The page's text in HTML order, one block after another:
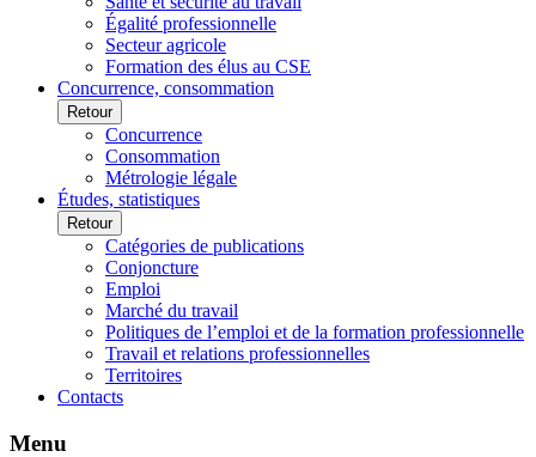
Égalité professionnelle
Secteur agricole
Formation des élus au CSE
Concurrence, consommation
Retour
Concurrence
Consommation
Métrologie légale
Études, statistiques
Retour
Catégories de publications
Conjoncture
Emploi
Marché du travail
Politiques de l’emploi et de la formation professionnelle
Travail et relations professionnelles
Territoires
Contacts
Menu